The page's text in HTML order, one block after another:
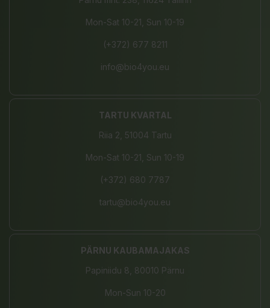
Mon-Sat 10-21, Sun 10-19
(+372) 677 8211
info@bio4you.eu
TARTU KVARTAL
Riia 2, 51004 Tartu
Mon-Sat 10-21, Sun 10-19
(+372) 680 7787
tartu@bio4you.eu
PÄRNU KAUBAMAJAKAS
Papiniidu 8, 80010 Pärnu
Mon-Sun 10-20